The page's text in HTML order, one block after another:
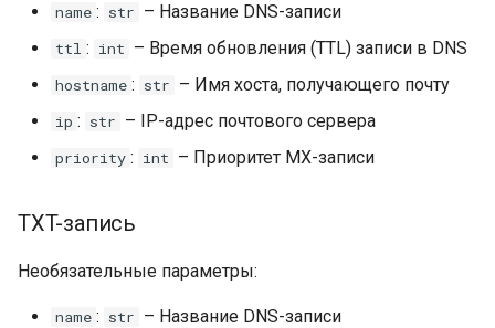
name : str – Название DNS-записи
ttl : int – Время обновления (TTL) записи в DNS
hostname : str – Имя хоста, получающего почту
ip : str – IP-адрес почтового сервера
priority : int – Приоритет MX-записи
TXT-запись
Необязательные параметры:
name : str – Название DNS-записи